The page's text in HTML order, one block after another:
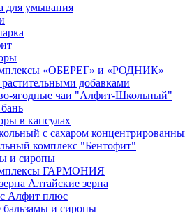
для умывания
«ОБЕРЕГ» и «РОДНИК»
добавками
ягодные чаи "Алфит-Школьный"
в капсулах
с сахаром
комплекс "Бентофит"
и сиропы
ГАРМОНИЯ
Алтайские зерна
Алфит плюс
бальзамы и сиропы